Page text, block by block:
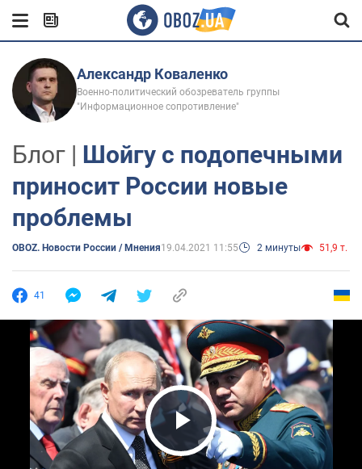
Александр Коваленко
Военно-политический обозреватель группы
"Информационное сопротивление"
Блог | Шойгу с подопечными
приносит России новые
проблемы
OBOZ. Новости России / Мнения19.04.2021 11:55 2 минуты 51,9 т.
41
Play Video